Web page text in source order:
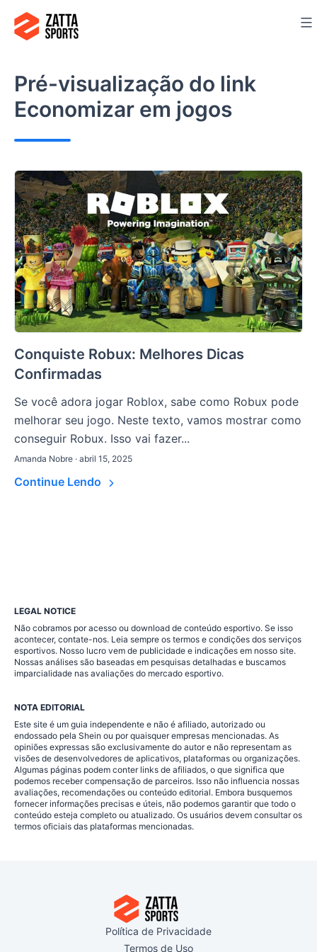
para
conteúdo
Pré-visualização do link
Economizar em jogos
Conquiste Robux: Melhores Dicas
Confirmadas
Se você adora jogar Roblox, sabe como Robux pode
melhorar seu jogo. Neste texto, vamos mostrar como
conseguir Robux. Isso vai fazer...
Amanda Nobre · abril 15, 2025
Continue Lendo
LEGAL NOTICE
Não cobramos por acesso ou download de conteúdo esportivo. Se isso
acontecer, contate-nos. Leia sempre os termos e condições dos serviços
esportivos. Nosso lucro vem de publicidade e indicações em nosso site.
Nossas análises são baseadas em pesquisas detalhadas e buscamos
imparcialidade nas avaliações do mercado esportivo.
NOTA EDITORIAL
Este site é um guia independente e não é afiliado, autorizado ou
endossado pela Shein ou por quaisquer empresas mencionadas. As
opiniões expressas são exclusivamente do autor e não representam as
visões de desenvolvedores de aplicativos, plataformas ou organizações.
Algumas páginas podem conter links de afiliados, o que significa que
podemos receber compensação de parceiros. Isso não influencia nossas
avaliações, recomendações ou conteúdo editorial. Embora busquemos
fornecer informações precisas e úteis, não podemos garantir que todo o
conteúdo esteja completo ou atualizado. Os usuários devem consultar os
termos oficiais das plataformas mencionadas.
Política de Privacidade
Termos de Uso